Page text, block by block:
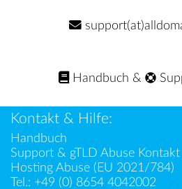
Handbuch &
Kontakt & Hilfe:
Handbuch
Support & gTLD Abuse Kontakt
Hosting Abuse (EU 2021/784)
Tel.: +49 (0) 8654 4042002